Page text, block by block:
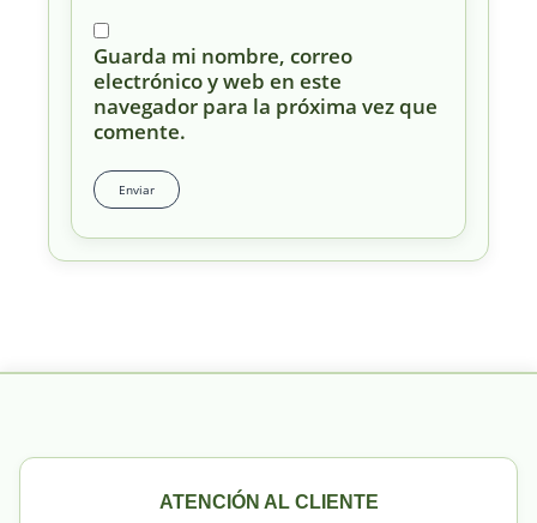
Guarda mi nombre, correo
electrónico y web en este
navegador para la próxima vez que
comente.
ATENCIÓN AL CLIENTE